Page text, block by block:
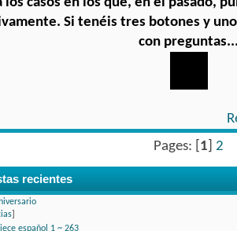
Si tenéis tres botones y
con
Pages: [ 1 2
recientes
]
español 1 ~ 263